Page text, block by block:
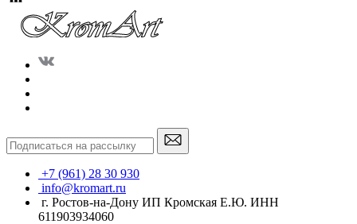
+7 (961) 28 30 930
info@kromart.ru
г. Ростов-на-Дону ИП Кромская Е.Ю. ИНН
611903934060